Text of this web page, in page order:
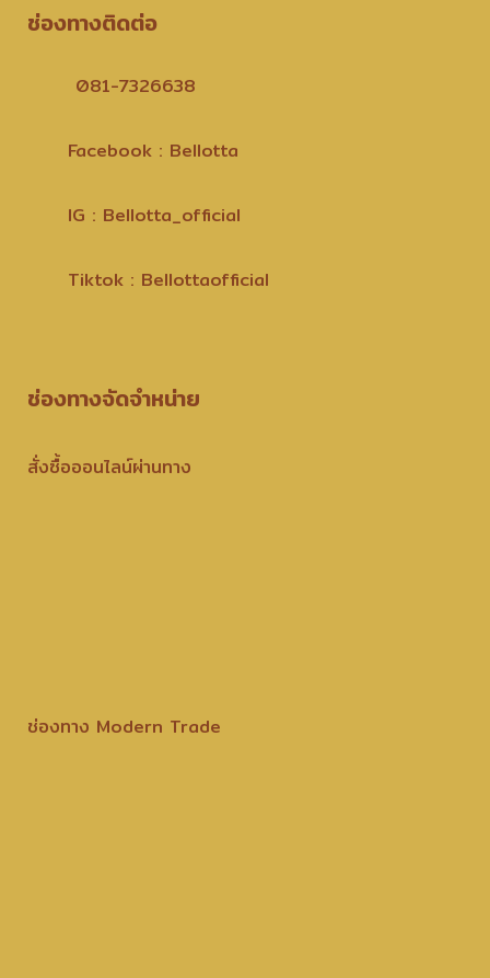
ช่องทางติดต่อ
081-7326638
Facebook : Bellotta
IG : Bellotta_official
Tiktok : Bellottaofficial
ช่องทางจัดจำหน่าย
สั่งซื้อออนไลน์ผ่านทาง
ช่องทาง Modern Trade